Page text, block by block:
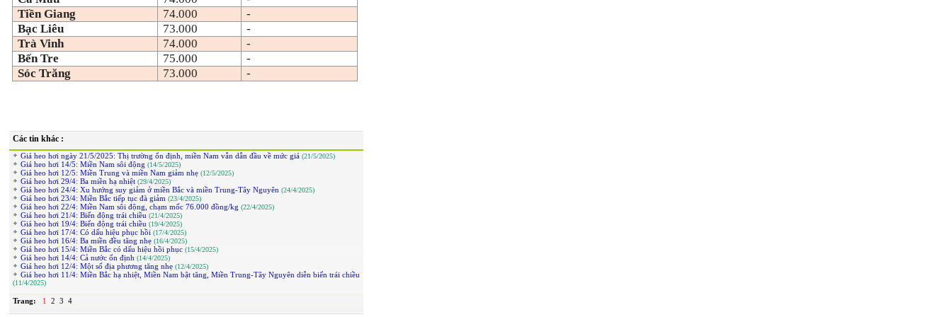
Tiền Giang
74.000
-
Bạc Liêu
73.000
-
Trà Vinh
74.000
-
Bến Tre
75.000
-
Sóc Trăng
73.000 -
Các tin khác :
Giá heo hơi ngày 21/5/2025: Thị trường ổn định, miền Nam vẫn dẫn đầu về mức giá (21/5/2025)
Giá heo hơi 14/5: Miền Nam sôi động (14/5/2025)
Giá heo hơi 12/5: Miền Trung và miền Nam giảm nhẹ (12/5/2025)
Giá heo hơi 29/4: Ba miền hạ nhiệt (29/4/2025)
Giá heo hơi 24/4: Xu hướng suy giảm ở miền Bắc và miền Trung-Tây Nguyên (24/4/2025)
Giá heo hơi 23/4: Miền Bắc tiếp tục đà giảm (23/4/2025)
Giá heo hơi 22/4: Miền Nam sôi động, chạm mốc 76.000 đồng/kg (22/4/2025)
Giá heo hơi 21/4: Biến động trái chiều (21/4/2025)
Giá heo hơi 19/4: Biến động trái chiều (19/4/2025)
Giá heo hơi 17/4: Có dấu hiệu phục hồi (17/4/2025)
Giá heo hơi 16/4: Ba miền đều tăng nhẹ (16/4/2025)
Giá heo hơi 15/4: Miền Bắc có dấu hiệu hồi phục (15/4/2025)
Giá heo hơi 14/4: Cả nước ổn định (14/4/2025)
Giá heo hơi 12/4: Một số địa phương tăng nhẹ (12/4/2025)
Giá heo hơi 11/4: Miền Bắc hạ nhiệt, Miền Nam bật tăng, Miền Trung-Tây Nguyên diễn biến trái chiều
(11/4/2025)
Trang: 1 2 3 4